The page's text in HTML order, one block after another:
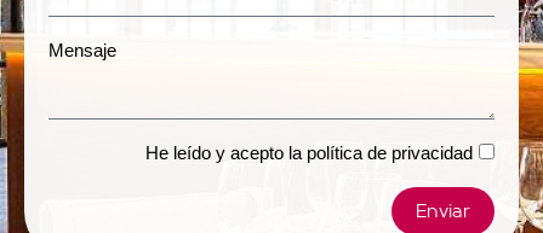
Mensaje
He leído y acepto la política de privacidad
Enviar